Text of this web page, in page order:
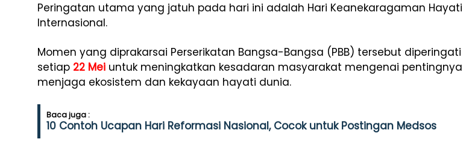
Peringatan utama yang jatuh pada hari ini adalah Hari Keanekaragaman Hayati
Internasional.
Momen yang diprakarsai Perserikatan Bangsa-Bangsa (PBB) tersebut diperingati
setiap 22 Mei untuk meningkatkan kesadaran masyarakat mengenai pentingnya
menjaga ekosistem dan kekayaan hayati dunia.
Baca juga :
10 Contoh Ucapan Hari Reformasi Nasional, Cocok untuk Postingan Medsos